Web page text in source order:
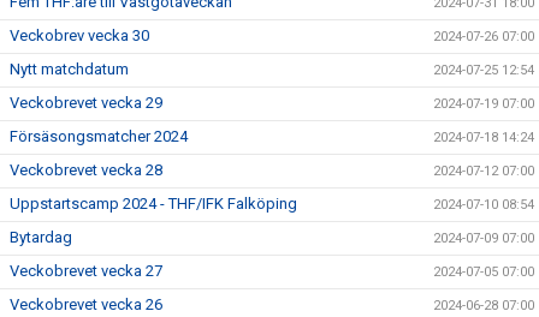
Veckobrev vecka 30 2024-07-26 07:00
Nytt matchdatum 2024-07-25 12:54
Veckobrevet vecka 29 2024-07-19 07:00
Försäsongsmatcher 2024 2024-07-18 14:24
Veckobrevet vecka 28 2024-07-12 07:00
Uppstartscamp 2024 - THF/IFK Falköping 2024-07-10 08:54
Bytardag 2024-07-09 07:00
Veckobrevet vecka 27 2024-07-05 07:00
Veckobrevet vecka 26 2024-06-28 07:00